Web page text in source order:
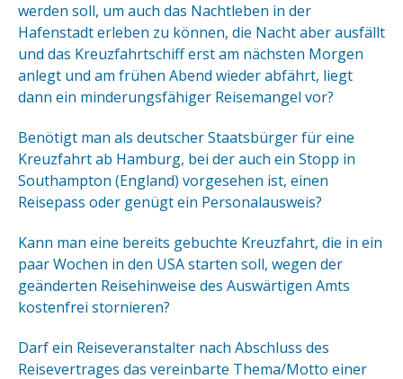
werden soll, um auch das Nachtleben in der
Hafenstadt erleben zu können, die Nacht aber ausfällt
und das Kreuzfahrtschiff erst am nächsten Morgen
anlegt und am frühen Abend wieder abfährt, liegt
dann ein minderungsfähiger Reisemangel vor?
Benötigt man als deutscher Staatsbürger für eine
Kreuzfahrt ab Hamburg, bei der auch ein Stopp in
Southampton (England) vorgesehen ist, einen
Reisepass oder genügt ein Personalausweis?
Kann man eine bereits gebuchte Kreuzfahrt, die in ein
paar Wochen in den USA starten soll, wegen der
geänderten Reisehinweise des Auswärtigen Amts
kostenfrei stornieren?
Darf ein Reiseveranstalter nach Abschluss des
Reisevertrages das vereinbarte Thema/Motto einer